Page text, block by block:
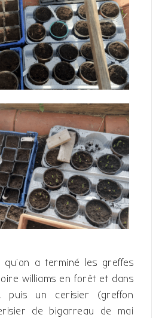
qu’on a terminé les greffes
williams en forêt et dans
puis un cerisier (greffon
de bigarreau de mai